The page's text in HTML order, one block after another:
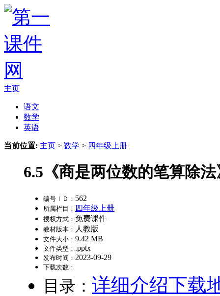
主页
语文
数学
英语
当前位置: 主页 > 数学 > 四年级上册
6.5《商是两位数的笔算除
编号ＩＤ： 562
所属栏目： 四年级上册
授权方式： 免费课件
教材版本： 人教版
文件大小： 9.42 MB
文件类型： .pptx
发布时间： 2023-09-29
下载次数：
目录： 详细介绍下载